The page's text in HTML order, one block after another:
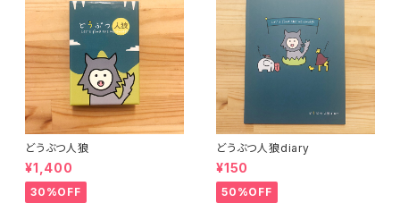
どうぶつ人狼
¥1,400
30%OFF
どうぶつ人狼diary
¥150
50%OFF